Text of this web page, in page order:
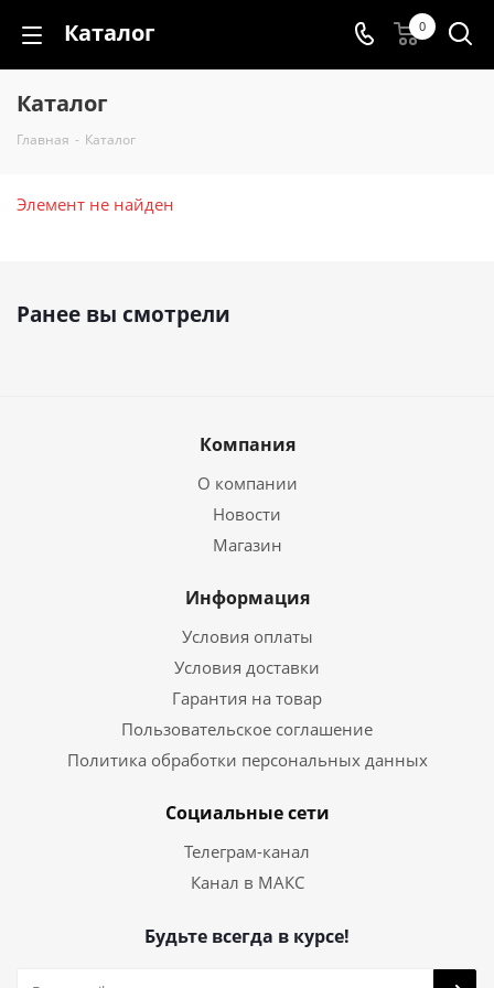
Каталог 0
Каталог
Главная - Каталог
Элемент не найден
Ранее вы смотрели
Компания
О компании
Новости
Магазин
Информация
Условия оплаты
Условия доставки
Гарантия на товар
Пользовательское соглашение
Политика обработки персональных данных
Социальные сети
Телеграм-канал
Канал в МАКС
Будьте всегда в курсе!